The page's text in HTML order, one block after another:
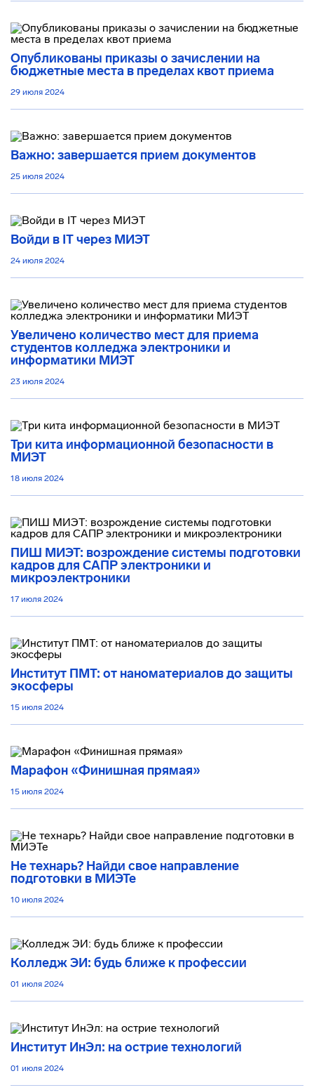
Опубликованы приказы о зачислении на
бюджетные места в пределах квот приема
29 июля 2024
Важно: завершается прием документов
25 июля 2024
Войди в IT через МИЭТ
24 июля 2024
Увеличено количество мест для приема
студентов колледжа электроники и
информатики МИЭТ
23 июля 2024
Три кита информационной безопасности в
МИЭТ
18 июля 2024
ПИШ МИЭТ: возрождение системы подготовки
кадров для САПР электроники и
микроэлектроники
17 июля 2024
Институт ПМТ: от наноматериалов до защиты
экосферы
15 июля 2024
Марафон «Финишная прямая»
15 июля 2024
Не технарь? Найди свое направление
подготовки в МИЭТе
10 июля 2024
Колледж ЭИ: будь ближе к профессии
01 июля 2024
Институт ИнЭл: на острие технологий
01 июля 2024